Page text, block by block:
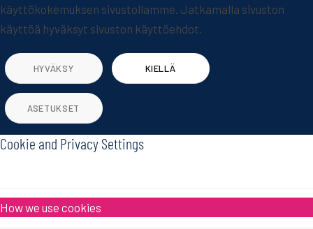
käyttökokemuksen sivustollamme. Jatkamalla sivuston
käyttöä hyväksyt sivuston käyttöehdot.
HYVÄKSY KIELLÄ
ASETUKSET
Cookie and Privacy Settings
How we use cookies